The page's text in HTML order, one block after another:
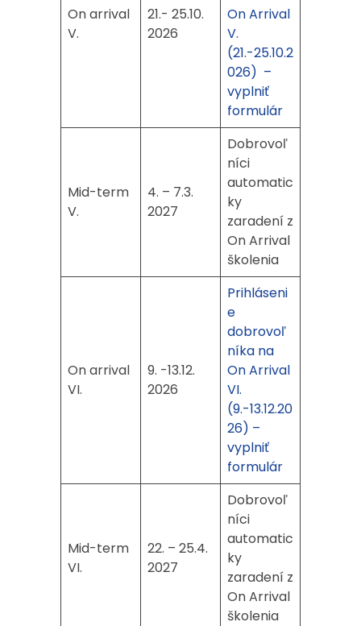
On arrival
V.
21.- 25.10.
2026
On Arrival
V.
(21.-25.10.2
026) –
vyplniť
formulár
Mid-term
V.
4. – 7.3.
2027
Dobrovoľ
níci
automatic
ky
zaradení z
On Arrival
školenia
On arrival
VI.
9. -13.12.
2026
Prihláseni
e
dobrovoľ
níka na
On Arrival
VI.
(9.-13.12.20
26) –
vyplniť
formulár
Mid-term
VI.
22. – 25.4.
2027
Dobrovoľ
níci
automatic
ky
zaradení z
On Arrival
školenia